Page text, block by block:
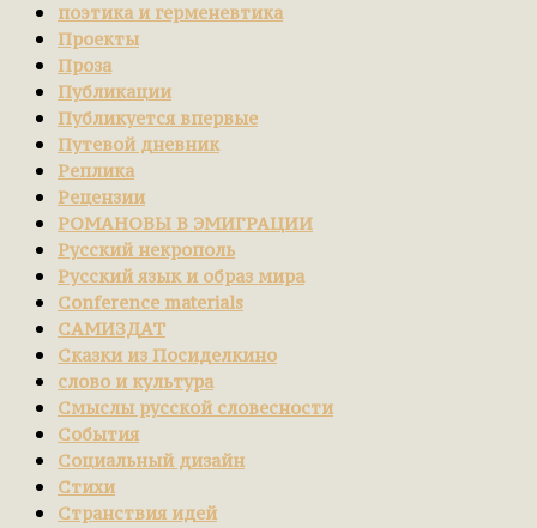
поэтика и герменевтика
Проекты
Проза
Публикации
Публикуется впервые
Путевой дневник
Реплика
Рецензии
РОМАНОВЫ В ЭМИГРАЦИИ
Русский некрополь
Русский язык и образ мира
Сonference materials
САМИЗДАТ
Сказки из Посиделкино
слово и культура
Смыслы русской словесности
События
Социальный дизайн
Стихи
Странствия идей